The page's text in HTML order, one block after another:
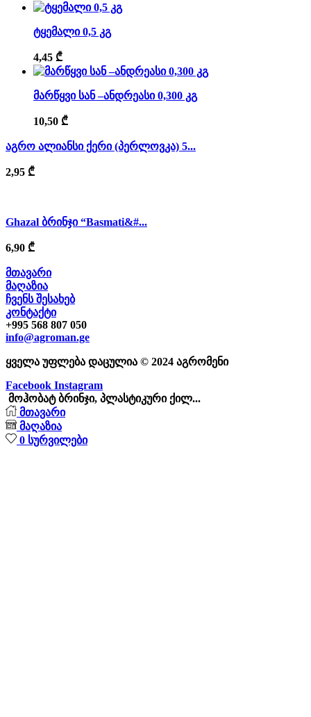
ტყემალი 0,5 კგ
4,45 ₾
მარწყვი სან –ანდრეასი 0,300 კგ
10,50 ₾
აგრო ალიანსი ქერი (პერლოვკა) 5...
2,95 ₾
Ghazal ბრინჯი “Basmati&#...
6,90 ₾
მთავარი
მაღაზია
ჩვენს შესახებ
კონტაქტი
+995 568 807 050
info@agroman.ge
ყველა უფლება დაცულია © 2024 აგრომენი
Facebook Instagram
მოჰობატ ბრინჯი, პლასტიკური ქილ...
მთავარი
მაღაზია
0 სურვილები